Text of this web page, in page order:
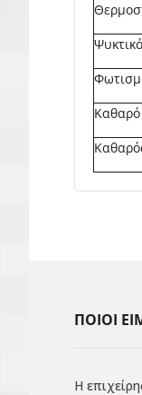
ΠΟΙΟΙ
Η